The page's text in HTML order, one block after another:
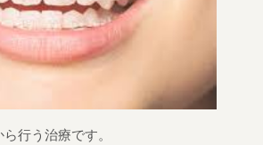
行う治療です。